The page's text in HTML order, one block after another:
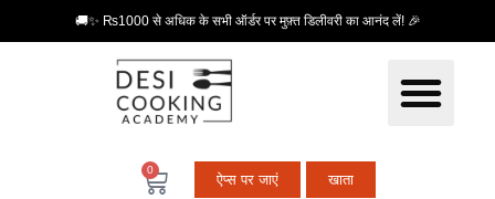
🚚✨ ₨1000 से अधिक के सभी ऑर्डर पर मुफ़्त डिलीवरी का आनंद लें! 🎉
0
ऐप्स पर जाएं खाता